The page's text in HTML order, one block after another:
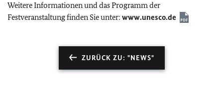
Weitere Informationen und das Programm der
Festveranstaltung finden Sie unter: www.unesco.de
ZURÜCK ZU: "NEWS"